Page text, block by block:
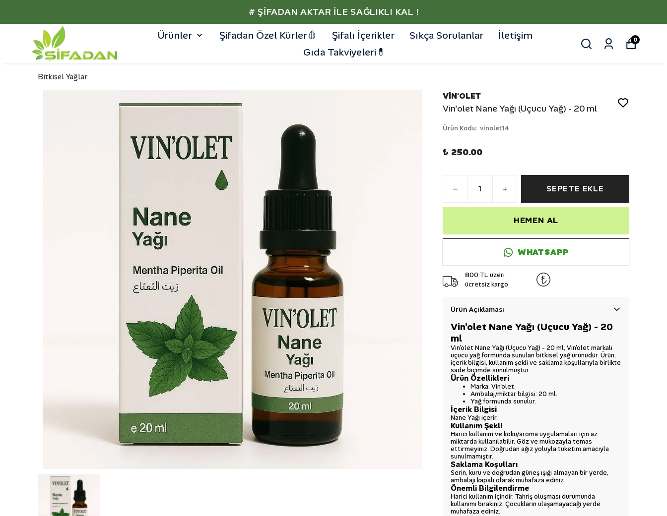
# ŞIFADAN AKTAR İLE SAĞLIKLI KAL !
Ürünler Şifadan Özel Kürler🩸 Şifalı İçerikler Sıkça Sorulanlar
İletişim
Gıda Takviyeleri💊
0
Bitkisel Yağlar
VİN'OLET
Vin'olet Nane Yağı (Uçucu Yağ) - 20 ml
Ürün Kodu: vinolet14
₺ 250.00
SEPETE EKLE
HEMEN AL
WHATSAPP
800 TL üzeri
ücretsiz kargo
Ürün Açıklaması
Vin'olet Nane Yağı (Uçucu Yağ) - 20
ml
Vin'olet Nane Yağı (Uçucu Yağ) - 20 ml, Vin'olet markalı
uçucu yağ formunda sunulan bitkisel yağ ürünüdür. Ürün;
içerik bilgisi, kullanım şekli ve saklama koşullarıyla birlikte
sade biçimde sunulmuştur.
Ürün Özellikleri
Marka: Vin'olet.
Ambalaj/miktar bilgisi: 20 ml.
Yağ formunda sunulur.
İçerik Bilgisi
Nane Yağı içerir.
Kullanım Şekli
Harici kullanım ve koku/aroma uygulamaları için az
miktarda kullanılabilir. Göz ve mukozayla temas
ettirmeyiniz. Doğrudan ağız yoluyla tüketim amacıyla
sunulmamıştır.
Saklama Koşulları
Serin, kuru ve doğrudan güneş ışığı almayan bir yerde,
ambalajı kapalı olarak muhafaza ediniz.
Önemli Bilgilendirme
Harici kullanım içindir. Tahriş oluşması durumunda
kullanımı bırakınız. Çocukların ulaşamayacağı yerde
muhafaza ediniz.